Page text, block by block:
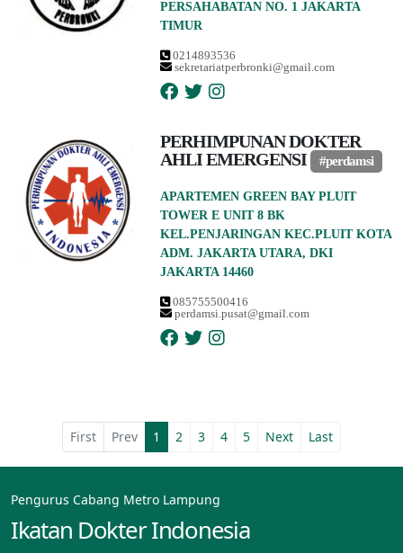
PERSAHABATAN NO. 1 JAKARTA
TIMUR
0214893536
sekretariatperbronki@gmail.com
PERHIMPUNAN DOKTER
AHLI EMERGENSI
#perdamsi
APARTEMEN GREEN BAY PLUIT
TOWER E UNIT 8 BK
KEL.PENJARINGAN KEC.PLUIT KOTA
ADM. JAKARTA UTARA, DKI
JAKARTA 14460
085755500416
perdamsi.pusat@gmail.com
First Prev 1 2 3 4 5 Next Last
Pengurus Cabang Metro Lampung
Ikatan Dokter Indonesia